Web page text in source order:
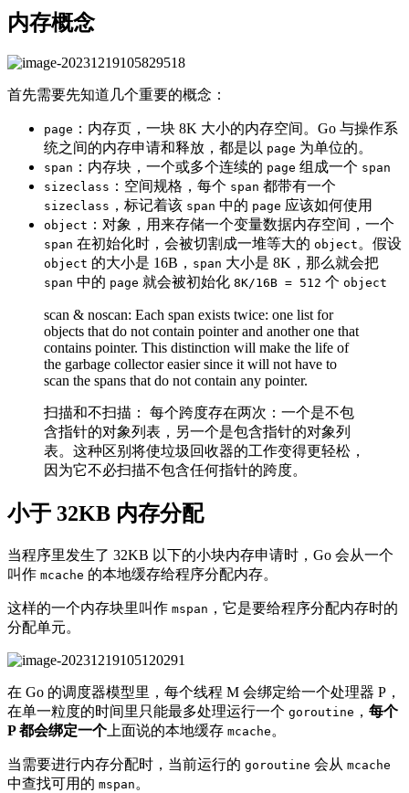
内存概念
首先需要先知道几个重要的概念：
page ：内存页，一块 8K 大小的内存空间。Go 与操作系
统之间的内存申请和释放，都是以 page 为单位的。
span ：内存块，一个或多个连续的 page 组成一个 span
sizeclass ：空间规格，每个 span 都带有一个
sizeclass ，标记着该 span 中的 page 应该如何使用
object ：对象，用来存储一个变量数据内存空间，一个
span 在初始化时，会被切割成一堆等大的 object。假设
object 的大小是 16B， span 大小是 8K，那么就会把
span 中的 page 就会被初始化 8K/16B = 512 个 object
scan & noscan: Each span exists twice: one list for
objects that do not contain pointer and another one that
contains pointer. This distinction will make the life of
the garbage collector easier since it will not have to
scan the spans that do not contain any pointer.
扫描和不扫描： 每个跨度存在两次：一个是不包
含指针的对象列表，另一个是包含指针的对象列
表。这种区别将使垃圾回收器的工作变得更轻松，
因为它不必扫描不包含任何指针的跨度。
小于 32KB 内存分配
当程序里发生了 32KB 以下的小块内存申请时，Go 会从一个
叫作 mcache 的本地缓存给程序分配内存。
这样的一个内存块里叫作 mspan ，它是要给程序分配内存时的
分配单元。
在 Go 的调度器模型里，每个线程 M 会绑定给一个处理器 P，
在单一粒度的时间里只能最多处理运行一个 goroutine ， 每个
P 都会绑定一个 上面说的本地缓存 mcache 。
当需要进行内存分配时，当前运行的 goroutine 会从 mcache
中查找可用的 mspan 。